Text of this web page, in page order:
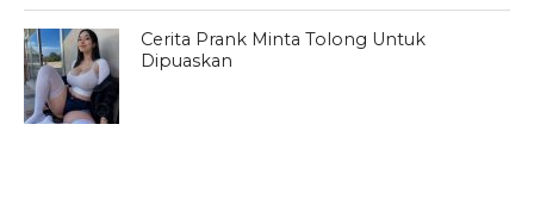
Cerita Prank Minta Tolong Untuk
Dipuaskan